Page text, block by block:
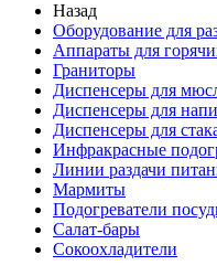
Назад
Оборудование для
Аппараты для
Граниторы
Диспенсеры для
Диспенсеры для
Диспенсеры для
Инфракрасные
Линии раздачи
Мармиты
Подогреватели
Салат-бары
Сокоохладители